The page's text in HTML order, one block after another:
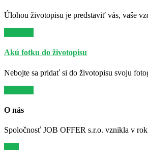
Úlohou životopisu je predstaviť vás, vaše
Akú fotku do životopisu
Nebojte sa pridať si do životopisu svoju
O nás
Spoločnosť JOB OFFER s.r.o. vznikla v